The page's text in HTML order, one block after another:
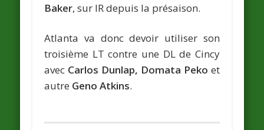
Baker, sur IR depuis la présaison.
Atlanta va donc devoir utiliser son
troisième LT contre une DL de Cincy
avec Carlos Dunlap, Domata Peko et
autre Geno Atkins.